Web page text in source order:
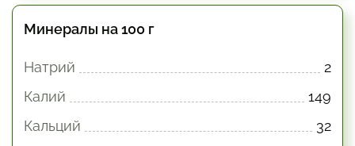
Минералы на 100 г
Натрий
2
Калий
149
Кальций
32